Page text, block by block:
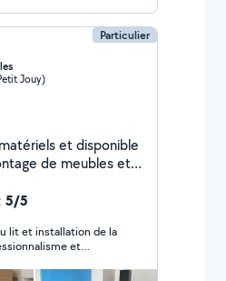
Particulier
Jouy)
et disponible
de meubles et
5/5
lit et installation de la
et